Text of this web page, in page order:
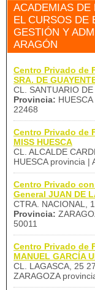
ACADEMIAS DE
EL CURSOS DE
GESTIÓN Y
ARAGÓN
Centro Privado de
SRA. DE
CL. SANTUARIO
Provincia:
22468
Centro Privado de
MISS HUESCA
CL. ALCALDE
HUESCA provincia |
Centro Privado
General JUAN DE
CTRA. NACIONAL,
Provincia:
50011
Centro Privado de
MANUEL GARCÍA
CL. LAGASCA, 25
ZARAGOZA